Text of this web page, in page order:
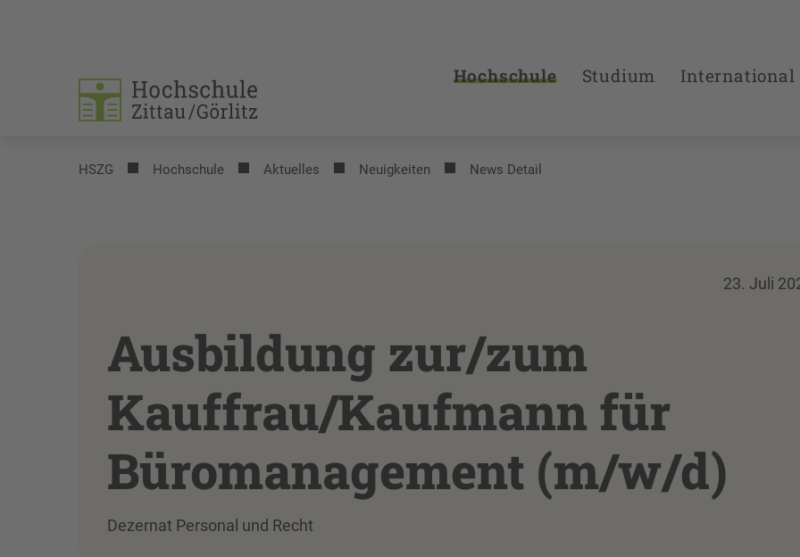
Hochschule Studium International
HSZG Hochschule Aktuelles Neuigkeiten News Detail
23. Juli
Ausbildung zur/zum
Kauffrau/Kaufmann für
Büromanagement (m/w/d)
Dezernat Personal und Recht